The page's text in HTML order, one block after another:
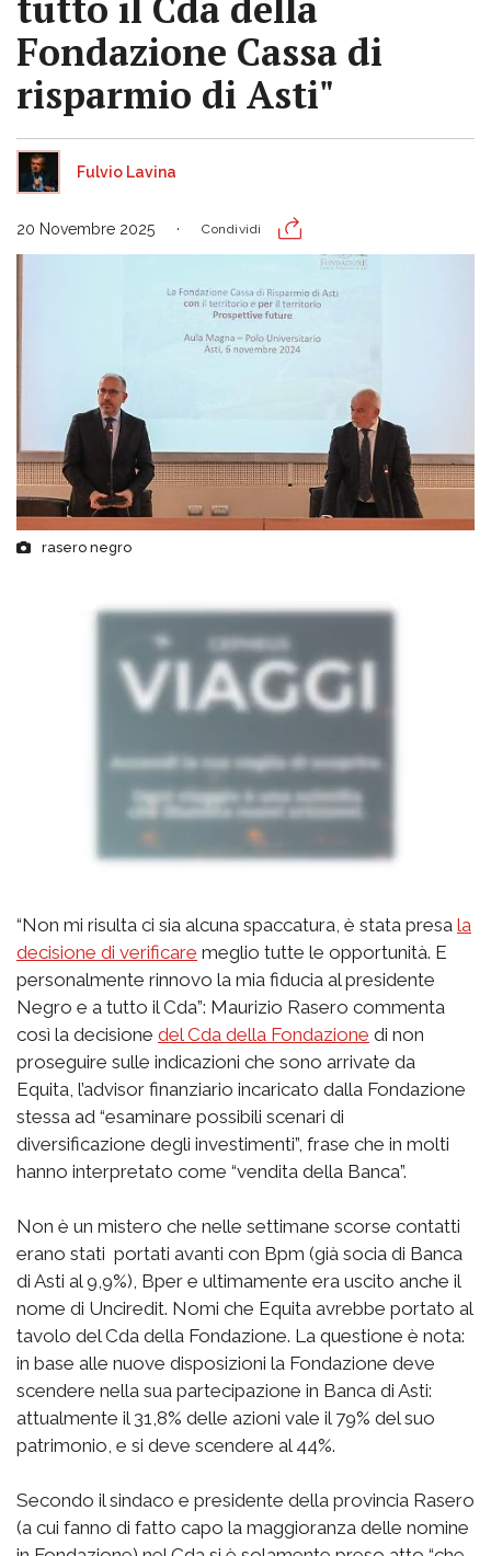
Fondazione Cassa di
risparmio di Asti"
Fulvio Lavina
20 Novembre 2025 Condividi
rasero negro
“Non mi risulta ci sia alcuna spaccatura, è stata presa la
decisione di verificare meglio tutte le opportunità. E
personalmente rinnovo la mia fiducia al presidente
Negro e a tutto il Cda”: Maurizio Rasero commenta
così la decisione del Cda della Fondazione di non
proseguire sulle indicazioni che sono arrivate da
Equita, l’advisor finanziario incaricato dalla Fondazione
stessa ad “esaminare possibili scenari di
diversificazione degli investimenti”, frase che in molti
hanno interpretato come “vendita della Banca”.
Non è un mistero che nelle settimane scorse contatti
erano stati portati avanti con Bpm (già socia di Banca
di Asti al 9,9%), Bper e ultimamente era uscito anche il
nome di Unciredit. Nomi che Equita avrebbe portato al
tavolo del Cda della Fondazione. La questione è nota:
in base alle nuove disposizioni la Fondazione deve
scendere nella sua partecipazione in Banca di Asti:
attualmente il 31,8% delle azioni vale il 79% del suo
patrimonio, e si deve scendere al 44%.
Secondo il sindaco e presidente della provincia Rasero
(a cui fanno di fatto capo la maggioranza delle nomine